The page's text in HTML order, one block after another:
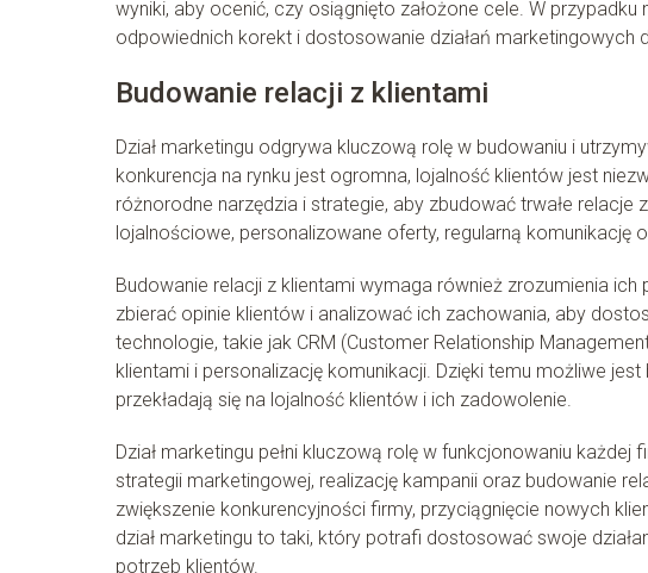
wyniki, aby ocenić, czy osiągnięto założone cele. W
odpowiednich korekt i dostosowanie działań marketingowych
Budowanie relacji z klientami
Dział marketingu odgrywa kluczową rolę w budowaniu i
konkurencja na rynku jest ogromna, lojalność klientów jest
różnorodne narzędzia i strategie, aby zbudować trwałe
lojalnościowe, personalizowane oferty, regularną komunikację
Budowanie relacji z klientami wymaga również zrozumienia ich
zbierać opinie klientów i analizować ich zachowania, aby
technologie, takie jak CRM (Customer Relationship
klientami i personalizację komunikacji. Dzięki temu możliwe
przekładają się na lojalność klientów i ich zadowolenie.
Dział marketingu pełni kluczową rolę w funkcjonowaniu
strategii marketingowej, realizację kampanii oraz budowanie
zwiększenie konkurencyjności firmy, przyciągnięcie nowych
dział marketingu to taki, który potrafi dostosować swoje
potrzeb klientów.